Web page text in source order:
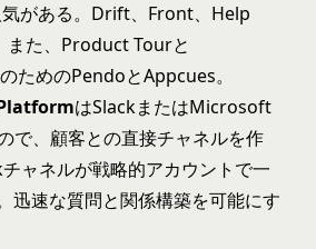
がある。Drift、Front、Help
また、Product Tourと
ためのPendoとAppcues。
はSlackまたはMicrosoft
で、顧客との直接チャネルを作
ャネルが戦略的アカウントで一
迅速な質問と関係構築を可能にす